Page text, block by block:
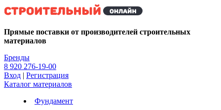
Kg
Прямые поставки от производителей строительных
материалов
Бренды
8 920 276-19-00
Вход | Регистрация
Каталог материалов
Фундамент